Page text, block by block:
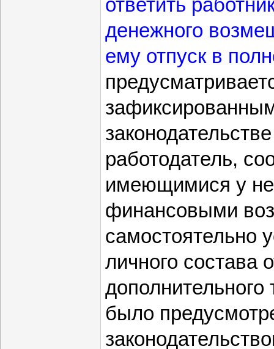
ответить
денежного
ему отпуск в
работодатель,
имеющимися у
финансовыми
самостоятельно
личного состава
было